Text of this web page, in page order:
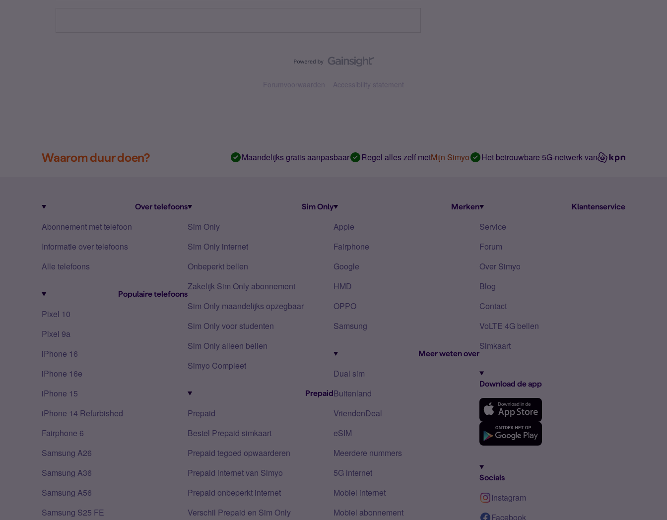
Forumvoorwaarden Accessibility statement
Waarom duur doen? Maandelijks gratis aanpasbaar Regel alles zelf metMijn Simyo Het betrouwbare 5G-netwerk van
Over telefoons
Abonnement met telefoon
Informatie over telefoons
Alle telefoons
Populaire telefoons
Pixel 10
Pixel 9a
iPhone 16
iPhone 16e
iPhone 15
iPhone 14 Refurbished
Fairphone 6
Samsung A26
Samsung A36
Samsung A56
Samsung S25 FE
Sim Only
Sim Only
Sim Only internet
Onbeperkt bellen
Zakelijk Sim Only abonnement
Sim Only maandelijks opzegbaar
Sim Only voor studenten
Sim Only alleen bellen
Simyo Compleet
Prepaid
Prepaid
Bestel Prepaid simkaart
Prepaid tegoed opwaarderen
Prepaid internet van Simyo
Prepaid onbeperkt internet
Verschil Prepaid en Sim Only
Merken
Apple
Fairphone
Google
HMD
OPPO
Samsung
Meer weten over
Dual sim
Buitenland
VriendenDeal
eSIM
Meerdere nummers
5G internet
Mobiel internet
Mobiel abonnement
Klantenservice
Service
Forum
Over Simyo
Blog
Contact
VoLTE 4G bellen
Simkaart
Download de app
Socials
Instagram
Facebook